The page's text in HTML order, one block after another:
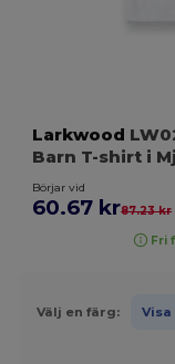
Larkwood
Barn T-shirt i
Börjar vid
60.67 kr87.23 kr
Fri
Välj en färg: